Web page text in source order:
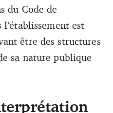
du Code de
est
être des structures
sa nature publique